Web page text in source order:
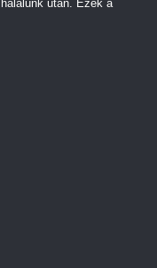
után. Ezek a